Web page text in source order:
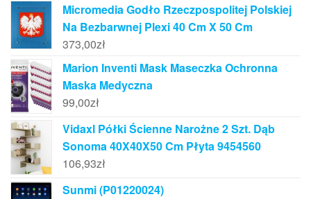
Micromedia Godło Rzeczpospolitej Polskiej
Na Bezbarwnej Plexi 40 Cm X 50 Cm
373,00zł
Marion Inventi Mask Maseczka Ochronna
Maska Medyczna
99,00zł
Vidaxl Półki Ścienne Narożne 2 Szt. Dąb
Sonoma 40X40X50 Cm Płyta 9454560
106,93zł
Sunmi (P01220024)